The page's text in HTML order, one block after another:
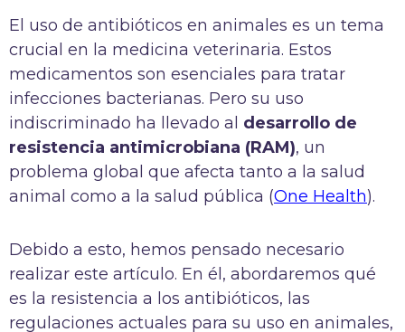
El uso de antibióticos en animales es un tema
crucial en la medicina veterinaria. Estos
medicamentos son esenciales para tratar
infecciones bacterianas. Pero su uso
indiscriminado ha llevado al desarrollo de
resistencia antimicrobiana (RAM), un
problema global que afecta tanto a la salud
animal como a la salud pública (One Health).
Debido a esto, hemos pensado necesario
realizar este artículo. En él, abordaremos qué
es la resistencia a los antibióticos, las
regulaciones actuales para su uso en animales,